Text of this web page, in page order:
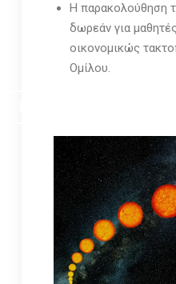
Η παρακολούθηση
δωρεάν για
οικονομικώς
Ομίλου.